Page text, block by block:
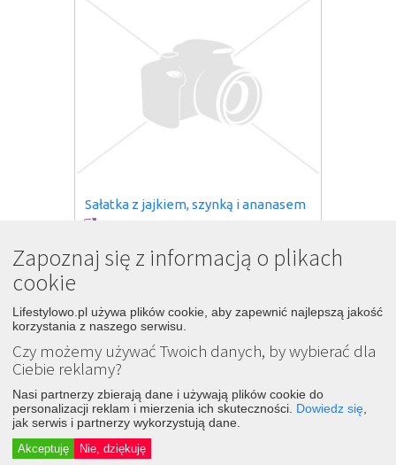
Sałatka z jajkiem, szynką i ananasem
Śledź
Dodaj
Zapoznaj się z informacją o plikach
cookie
Lifestylowo.pl używa plików cookie, aby zapewnić najlepszą jakość
korzystania z naszego serwisu.
Czy możemy używać Twoich danych, by wybierać dla
Ciebie reklamy?
Nasi partnerzy zbierają dane i używają plików cookie do
personalizacji reklam i mierzenia ich skuteczności. Dowiedz się
jak serwis i partnerzy wykorzystują dane.
Akceptuję Nie, dziękuję